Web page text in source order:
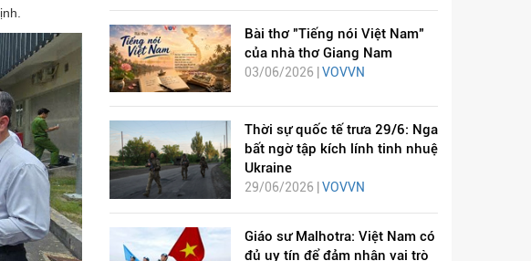
Bài thơ "Tiếng nói Việt Nam"
của nhà thơ Giang Nam
03/06/2026 |VOVVN
Thời sự quốc tế trưa 29/6: Nga
bất ngờ tập kích lính tinh nhuệ
Ukraine
29/06/2026 | VOVVN
Giáo sư Malhotra: Việt Nam có
đủ uy tín để đảm nhận vai trò